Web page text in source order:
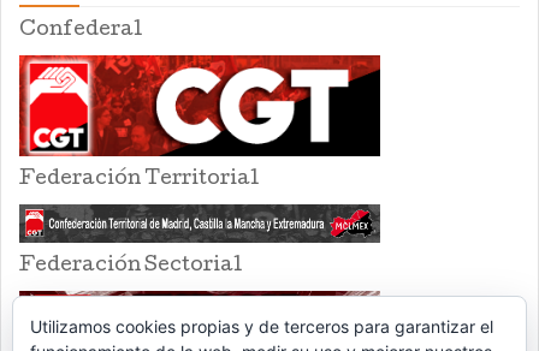
Confederal
Federación Territorial
Federación Sectorial
Utilizamos cookies propias y de terceros para garantizar el